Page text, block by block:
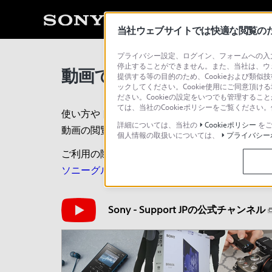
動画でサポート
使い方やトラブルの解決方法を動画でわかりや
動画の閲覧は、以下の「Sony - Support JP」
ご利用の際には、ソーシャルメディア利用規約
ソニーグループ株式会社 ソーシャルメディア
Sony - Support JPの公式チャンネル
当社ウェブサイトでは快適な閲覧
プライバシー設定、ログイン、フォームへの
停止することができません。また、当社は、
提供する等の目的のため、Cookieおよび類似
ックしてください。Cookie使用にご同意頂け
ださい。Cookieの設定をいつでも管理するこ
ては、当社のCookieポリシーをご覧ください
詳細については、当社の
Cookieポリシー を
個人情報の取扱いについては、
プライバシ